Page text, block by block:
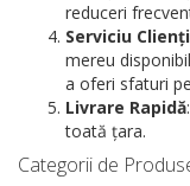
reduceri
Serviciu
mereu
a oferi sfaturi
Livrare Rapidă
toată țara.
Categorii de